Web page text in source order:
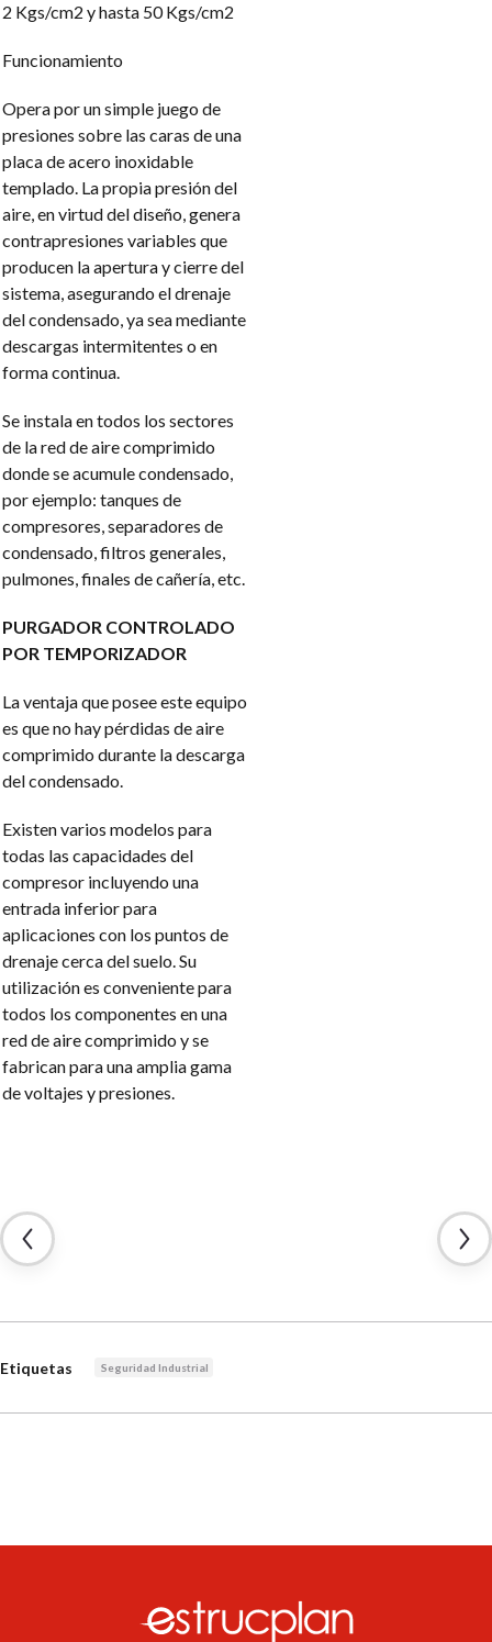
2 Kgs/cm2 y hasta 50 Kgs/cm2
Funcionamiento
Opera por un simple juego de
presiones sobre las caras de una
placa de acero inoxidable
templado. La propia presión del
aire, en virtud del diseño, genera
contrapresiones variables que
producen la apertura y cierre del
sistema, asegurando el drenaje
del condensado, ya sea mediante
descargas intermitentes o en
forma continua.
Se instala en todos los sectores
de la red de aire comprimido
donde se acumule condensado,
por ejemplo: tanques de
compresores, separadores de
condensado, filtros generales,
pulmones, finales de cañería, etc.
PURGADOR CONTROLADO
POR TEMPORIZADOR
La ventaja que posee este equipo
es que no hay pérdidas de aire
comprimido durante la descarga
del condensado.
Existen varios modelos para
todas las capacidades del
compresor incluyendo una
entrada inferior para
aplicaciones con los puntos de
drenaje cerca del suelo. Su
utilización es conveniente para
todos los componentes en una
red de aire comprimido y se
fabrican para una amplia gama
de voltajes y presiones.
Etiquetas Seguridad Industrial